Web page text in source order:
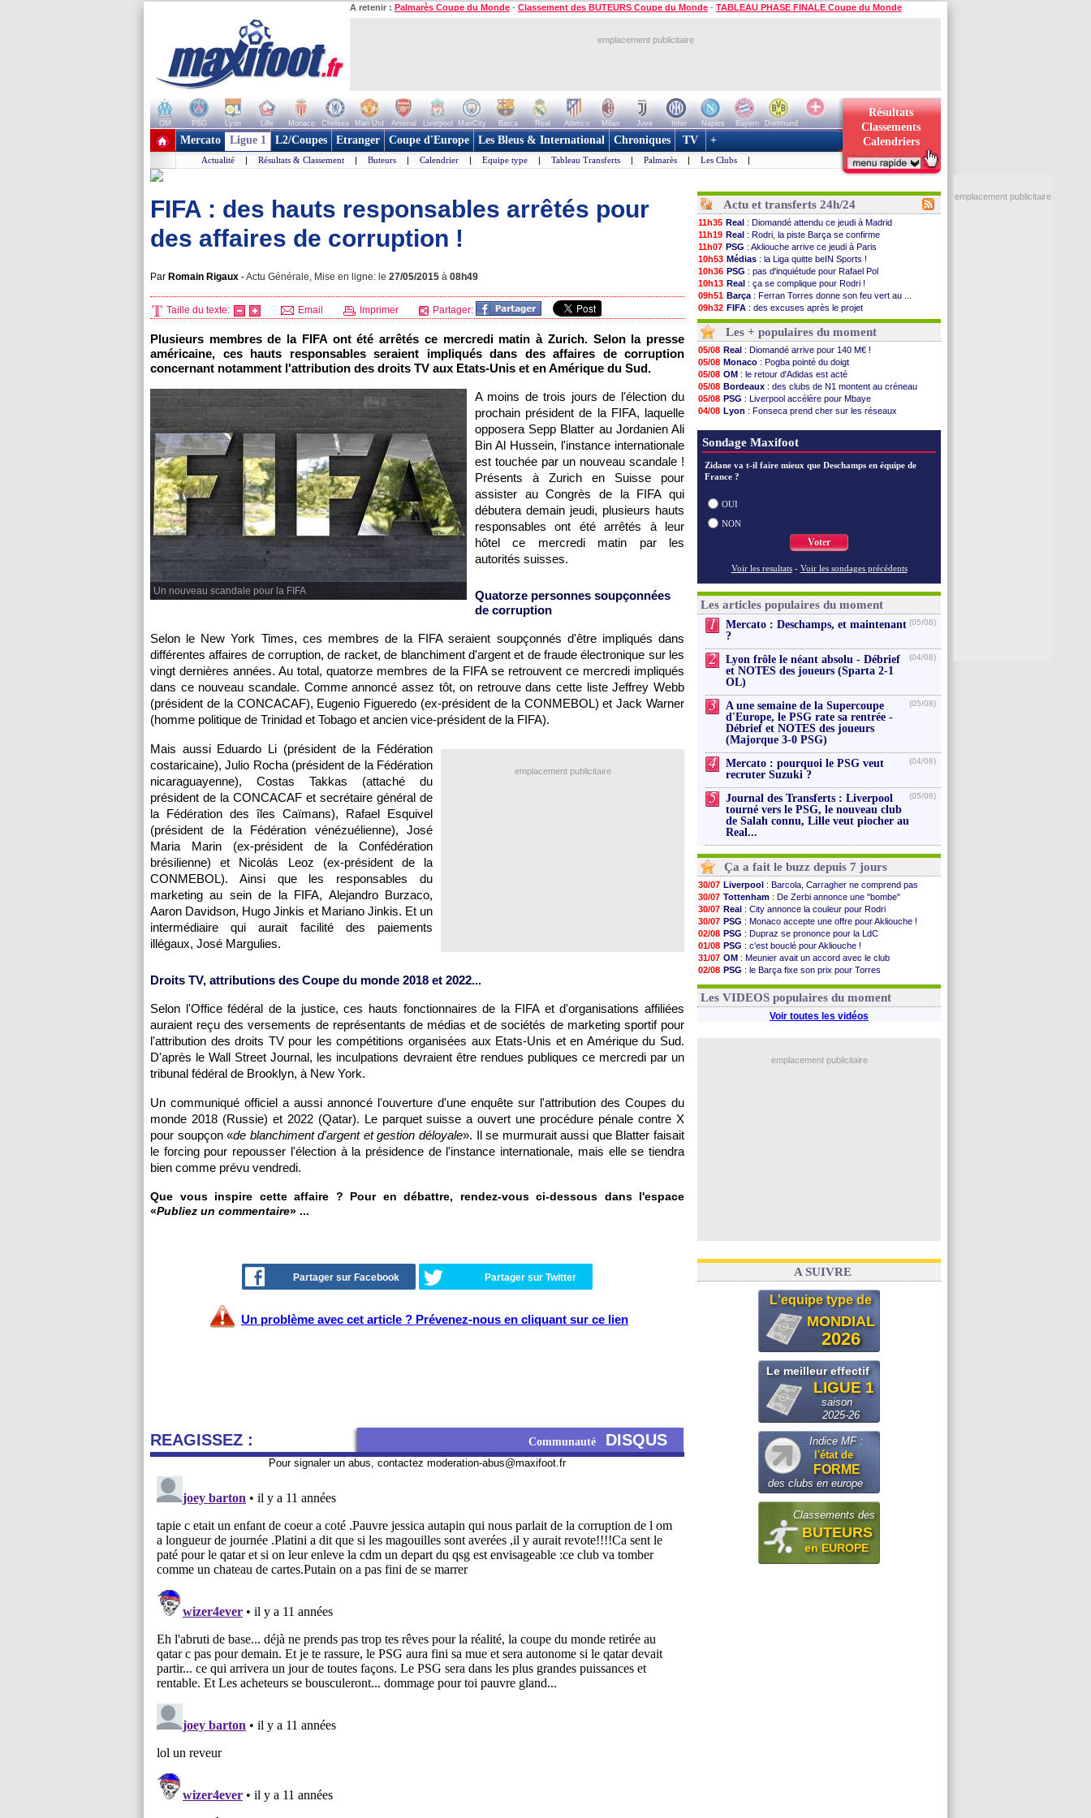
A retenir : Palmarès Coupe du Monde - Classement des BUTEURS Coupe du Monde - TABLEAU PHASE FINALE Coupe du Monde
emplacement publicitaire
OM PSG Lyon Lille Monaco Chelsea Man Utd Arsenal Liverpool ManCity Barca Real Atletico Milan Juve Inter Naples Bayern
Dortmund
+ de clubs
Résultats
Classements
Calendriers
Mercato Ligue 1 L2/Coupes Etranger Coupe d'Europe Les Bleus & International Chroniques TV +
Actualité | Résultats & Classement | Buteurs | Calendrier | Equipe type | Tableau Transferts | Palmarès | Les Clubs |
FIFA : des hauts responsables arrêtés pour
des affaires de corruption !
Par Romain Rigaux -Actu Générale, Mise en ligne: le 27/05/2015 à 08h49
Taille du texte: Email Imprimer Partager:
Plusieurs membres de la FIFA ont été arrêtés ce mercredi matin à Zurich. Selon la presse
américaine, ces hauts responsables seraient impliqués dans des affaires de corruption
concernant notamment l'attribution des droits TV aux Etats-Unis et en Amérique du Sud.
Un nouveau scandale pour la FIFA
A moins de trois jours de l'élection du
prochain président de la FIFA, laquelle
opposera Sepp Blatter au Jordanien Ali
Bin Al Hussein, l'instance internationale
est touchée par un nouveau scandale !
Présents à Zurich en Suisse pour
assister au Congrès de la FIFA qui
débutera demain jeudi, plusieurs hauts
responsables ont été arrêtés à leur
hôtel ce mercredi matin par les
autorités suisses.
Quatorze personnes soupçonnées
de corruption
Selon le New York Times, ces membres de la FIFA seraient soupçonnés d'être impliqués dans
différentes affaires de corruption, de racket, de blanchiment d'argent et de fraude électronique sur les
vingt dernières années. Au total, quatorze membres de la FIFA se retrouvent ce mercredi impliqués
dans ce nouveau scandale. Comme annoncé assez tôt, on retrouve dans cette liste Jeffrey Webb
(président de la CONCACAF), Eugenio Figueredo (ex-président de la CONMEBOL) et Jack Warner
(homme politique de Trinidad et Tobago et ancien vice-président de la FIFA).
emplacement publicitaire
Mais aussi Eduardo Li (président de la Fédération
costaricaine), Julio Rocha (président de la Fédération
nicaraguayenne), Costas Takkas (attaché du
président de la CONCACAF et secrétaire général de
la Fédération des îles Caïmans), Rafael Esquivel
(président de la Fédération vénézuélienne), José
Maria Marin (ex-président de la Confédération
brésilienne) et Nicolás Leoz (ex-président de la
CONMEBOL). Ainsi que les responsables du
marketing au sein de la FIFA, Alejandro Burzaco,
Aaron Davidson, Hugo Jinkis et Mariano Jinkis. Et un
intermédiaire qui aurait facilité des paiements
illégaux, José Margulies.
Droits TV, attributions des Coupe du monde 2018 et 2022...
Selon l'Office fédéral de la justice, ces hauts fonctionnaires de la FIFA et d'organisations affiliées
auraient reçu des versements de représentants de médias et de sociétés de marketing sportif pour
l'attribution des droits TV pour les compétitions organisées aux Etats-Unis et en Amérique du Sud.
D'après le Wall Street Journal, les inculpations devraient être rendues publiques ce mercredi par un
tribunal fédéral de Brooklyn, à New York.
Un communiqué officiel a aussi annoncé l'ouverture d'une enquête sur l'attribution des Coupes du
monde 2018 (Russie) et 2022 (Qatar). Le parquet suisse a ouvert une procédure pénale contre X
pour soupçon «de blanchiment d'argent et gestion déloyale». Il se murmurait aussi que Blatter faisait
le forcing pour repousser l'élection à la présidence de l'instance internationale, mais elle se tiendra
bien comme prévu vendredi.
Que vous inspire cette affaire ? Pour en débattre, rendez-vous ci-dessous dans l'espace
«Publiez un commentaire» ...
Partager sur Facebook Partager sur Twitter
Un problème avec cet article ? Prévenez-nous en cliquant sur ce lien
REAGISSEZ : Communauté DISQUS
Pour signaler un abus, contactez moderation-abus@maxifoot.fr
Actu et transferts 24h/24
11h35 Real : Diomandé attendu ce jeudi à Madrid
11h19 Real : Rodri, la piste Barça se confirme
11h07 PSG : Akliouche arrive ce jeudi à Paris
10h53 Médias : la Liga quitte beIN Sports !
10h36 PSG : pas d'inquiétude pour Rafael Pol
10h13 Real : ça se complique pour Rodri !
09h51 Barça : Ferran Torres donne son feu vert au ...
09h32 FIFA : des excuses après le projet
09h11 Abha: c'est fait pour Fekir (officiel)
08h57
Real : réponse imminente de Vinicius
08h39 Arsenal: Nørgaard transféré à Everton (off.)
08h22
Al-Ahli: Deschamps a discuté !
00h06
PSG: Luis Enrique satisfait malgré tout
05/08 Monaco: Pogba pointé du doigt
05/08 Rennes: Zabiri n'est pas fan de la L1
05/08 Rennes: une offre de Fulham pour Aït Boudlal
05/08 VIDEO: Thomasson et Cresswell réconciliés
05/08 Dunkerque: Nzonzi avait des pistes en L1
05/08 Lyon : Mangala sur le départ
05/08 Amical: Arsenal s'incline face au Real Betis
05/08 Amical: lourde défaite pour le PSG
05/08 Man City
05/08 Al-Diriyah
Les + populaires du moment
05/08 Real : Diomandé arrive pour 140 M€ !
05/08 Monaco : Pogba pointé du doigt
05/08 OM : le retour d'Adidas est acté
05/08 Bordeaux : des clubs de N1 montent au créneau
05/08 PSG : Liverpool accélère pour Mbaye
04/08 Lyon : Fonseca prend cher sur les réseaux
Sondage Maxifoot
Zidane va t-il faire mieux que Deschamps en équipe de
France ?
OUI
NON
Voter
Voir les resultats - Voir les sondages précédents
Les articles populaires du moment
1
Mercato : Deschamps, et maintenant
?
(05/08)
2
Lyon frôle le néant absolu - Débrief
et NOTES des joueurs (Sparta 2-1
OL)
(04/08)
3
A une semaine de la Supercoupe
d'Europe, le PSG rate sa rentrée -
Débrief et NOTES des joueurs
(Majorque 3-0 PSG)
(05/08)
4
Mercato : pourquoi le PSG veut
recruter Suzuki ?
(04/08)
5
Journal des Transferts : Liverpool
tourné vers le PSG, le nouveau club
de Salah connu, Lille veut piocher au
Real...
(05/08)
Ça a fait le buzz depuis 7 jours
30/07 Liverpool : Barcola, Carragher ne comprend pas
30/07 Tottenham : De Zerbi annonce une "bombe"
30/07 Real : City annonce la couleur pour Rodri
30/07 PSG : Monaco accepte une offre pour Akliouche !
02/08 PSG : Dupraz se prononce pour la LdC
01/08 PSG : c'est bouclé pour Akliouche !
31/07 OM : Meunier avait un accord avec le club
02/08 PSG : le Barça fixe son prix pour Torres
03/08 FIFA: Infantino sollicite Trump
Les VIDEOS populaires du moment
Voir toutes les vidéos
emplacement publicitaire
A SUIVRE
L'equipe type de
MONDIAL
2026
Le meilleur effectif
LIGUE 1
saison
2025-26
Indice MF :
l'état de
FORME
des clubs en europe
Classements des
BUTEURS
en EUROPE
emplacement publicitaire